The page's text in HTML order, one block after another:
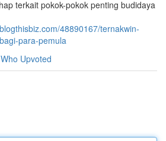
terkait pokok-pokok penting budidaya
48890167/ternakwin-
para-pemula
Who Upvoted